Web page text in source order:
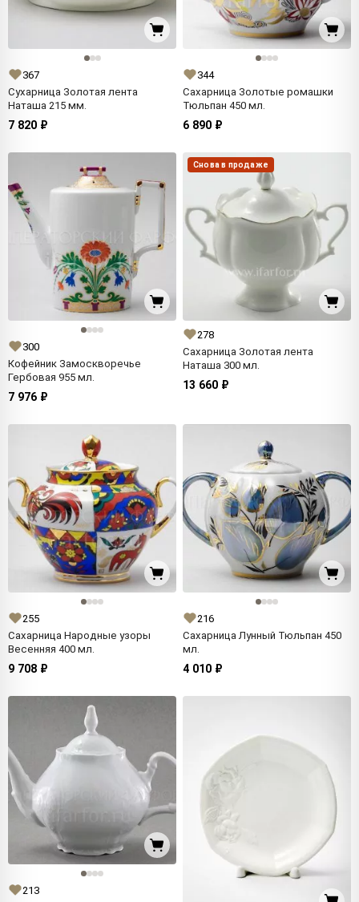
367
Сухарница Золотая лента
Наташа 215 мм.
7 820 ₽
344
Сахарница Золотые ромашки
Тюльпан 450 мл.
6 890 ₽
300
Кофейник Замоскворечье
Гербовая 955 мл.
7 976 ₽
Снова в продаже
278
Сахарница Золотая лента
Наташа 300 мл.
13 660 ₽
255
Сахарница Народные узоры
Весенняя 400 мл.
9 708 ₽
216
Сахарница Лунный Тюльпан 450
мл.
4 010 ₽
213